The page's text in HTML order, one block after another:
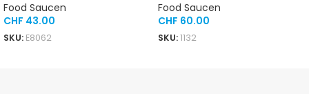
Food Saucen
CHF 43.00
SKU: E8062
Food Saucen
CHF 60.00
SKU:1132